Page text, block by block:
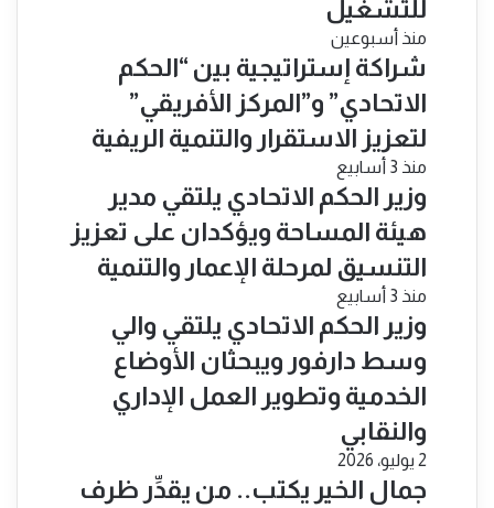
للتشغيل
منذ أسبوعين
شراكة إستراتيجية بين “الحكم
الاتحادي” و”المركز الأفريقي”
لتعزيز الاستقرار والتنمية الريفية
منذ 3 أسابيع
​وزير الحكم الاتحادي يلتقي مدير
هيئة المساحة ويؤكدان على تعزيز
التنسيق لمرحلة الإعمار والتنمية
منذ 3 أسابيع
​وزير الحكم الاتحادي يلتقي والي
وسط دارفور ويبحثان الأوضاع
الخدمية وتطوير العمل الإداري
والنقابي
2 يوليو، 2026
جمال الخير يكتب.. من يقدِّر ظرف